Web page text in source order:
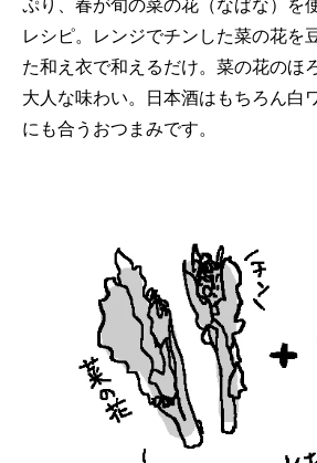
ぷり、春が旬の菜の花（なばな）を
レシピ。レンジでチンした菜の花を
た和え衣で和えるだけ。菜の花のほ
大人な味わい。日本酒はもちろん白
にも合うおつまみです。